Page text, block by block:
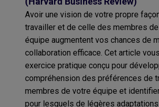
Avoir une vision de votre propre
travailler et de celle des membres
équipe augmentent vos chances de
collaboration efficace. Cet article
exercice pratique conçu pour
compréhension des préférences de
membres de votre équipe et
pour lesquels de légères adaptations